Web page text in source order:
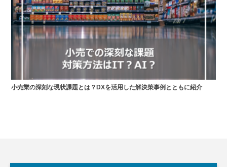
小売業の深刻な現状課題とは？DXを活用した解決策事例とともに紹介